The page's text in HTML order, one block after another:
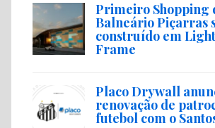
Primeiro Shopping
Balneário Piçarras
construído em
Frame
Placo Drywall
renovação de
futebol com o